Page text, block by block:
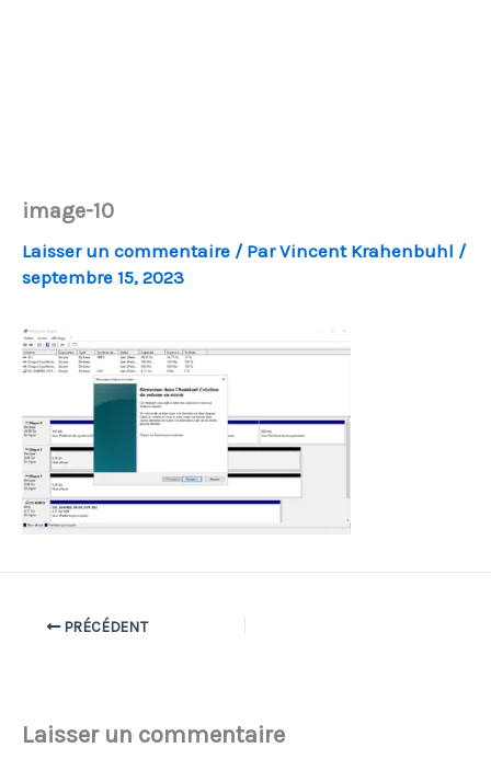
image-10
Laisser un commentaire / ParVincent Krahenbuhl /
septembre 15, 2023
PRÉCÉDENT
Laisser un commentaire